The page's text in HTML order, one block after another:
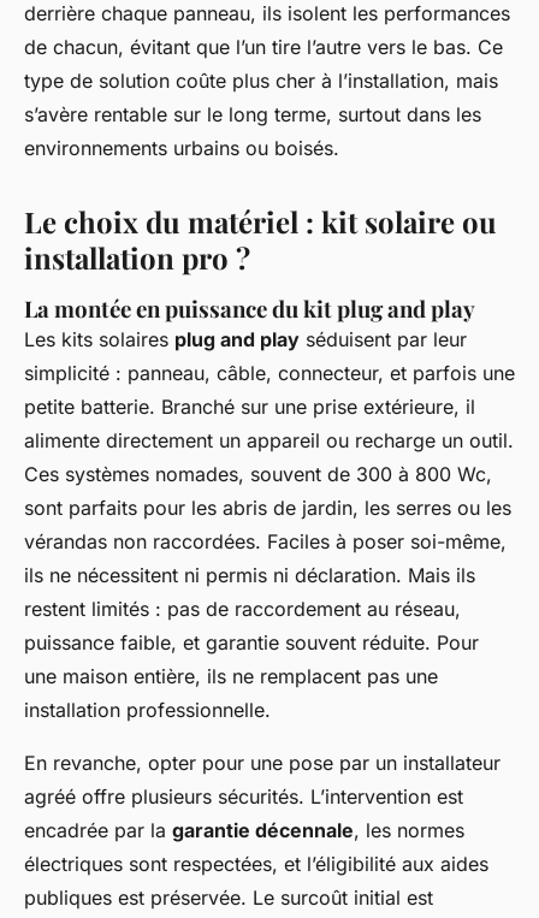
derrière chaque panneau, ils isolent les performances
de chacun, évitant que l’un tire l’autre vers le bas. Ce
type de solution coûte plus cher à l’installation, mais
s’avère rentable sur le long terme, surtout dans les
environnements urbains ou boisés.
Le choix du matériel : kit solaire ou
installation pro ?
La montée en puissance du kit plug and play
Les kits solaires plug and play séduisent par leur
simplicité : panneau, câble, connecteur, et parfois une
petite batterie. Branché sur une prise extérieure, il
alimente directement un appareil ou recharge un outil.
Ces systèmes nomades, souvent de 300 à 800 Wc,
sont parfaits pour les abris de jardin, les serres ou les
vérandas non raccordées. Faciles à poser soi-même,
ils ne nécessitent ni permis ni déclaration. Mais ils
restent limités : pas de raccordement au réseau,
puissance faible, et garantie souvent réduite. Pour
une maison entière, ils ne remplacent pas une
installation professionnelle.
En revanche, opter pour une pose par un installateur
agréé offre plusieurs sécurités. L’intervention est
encadrée par la garantie décennale, les normes
électriques sont respectées, et l’éligibilité aux aides
publiques est préservée. Le surcoût initial est